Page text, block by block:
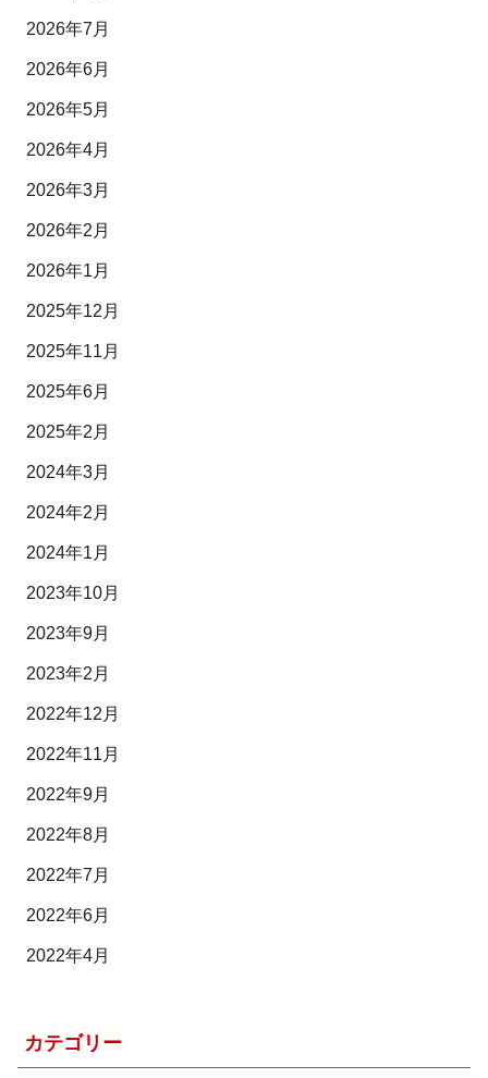
2026年7月
2026年6月
2026年5月
2026年4月
2026年3月
2026年2月
2026年1月
2025年12月
2025年11月
2025年6月
2025年2月
2024年3月
2024年2月
2024年1月
2023年10月
2023年9月
2023年2月
2022年12月
2022年11月
2022年9月
2022年8月
2022年7月
2022年6月
2022年4月
カテゴリー